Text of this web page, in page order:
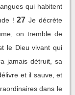
qui habitent
! 27 Je décrète
on tremble de
le Dieu vivant qui
jamais détruit, sa
et il sauve, et
dans le